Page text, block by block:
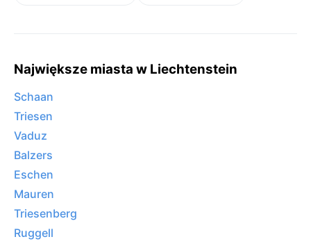
Największe miasta w Liechtenstein
Schaan
Triesen
Vaduz
Balzers
Eschen
Mauren
Triesenberg
Ruggell